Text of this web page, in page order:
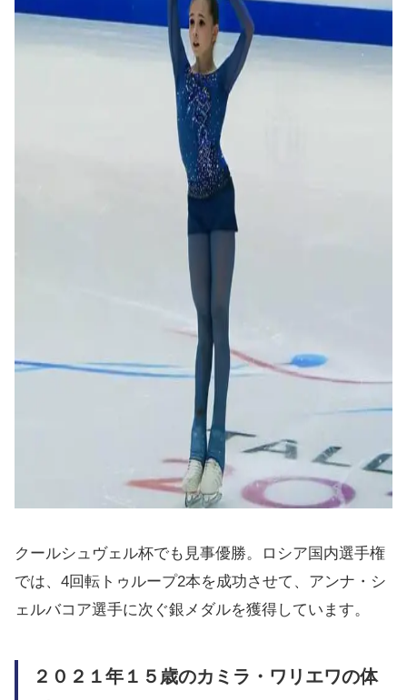
クールシュヴェル杯でも見事優勝。ロシア国内選手権
では、4回転トゥループ2本を成功させて、アンナ・シ
ェルバコア選手に次ぐ銀メダルを獲得しています。
２０２１年１５歳のカミラ・ワリエワの体